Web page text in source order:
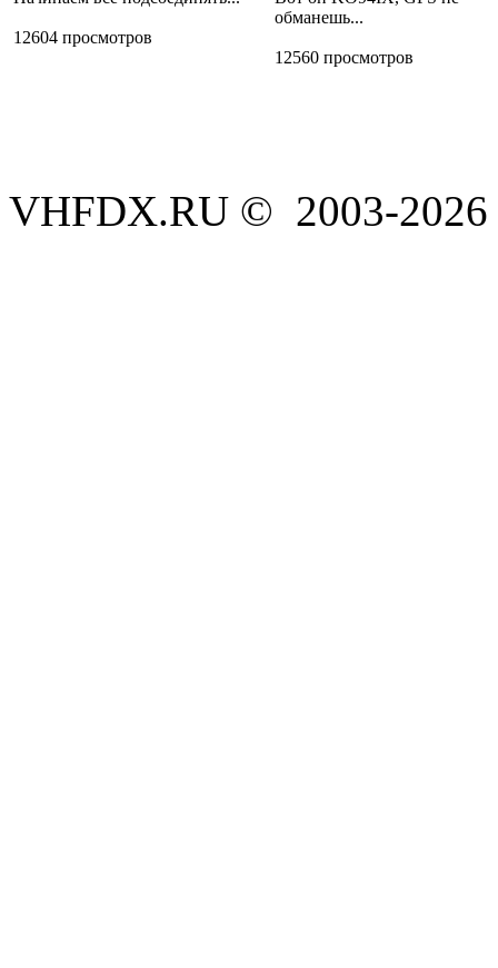
12604 просмотров
обманешь...
12560 просмотров
VHFDX.RU © 2003-2026